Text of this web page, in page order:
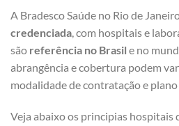
A Bradesco Saúde no Rio de
credenciada , com hospitais e
são referência no Brasil e no
abrangência e cobertura podem
modalidade de contratação e plano
Veja abaixo os principias hospitais